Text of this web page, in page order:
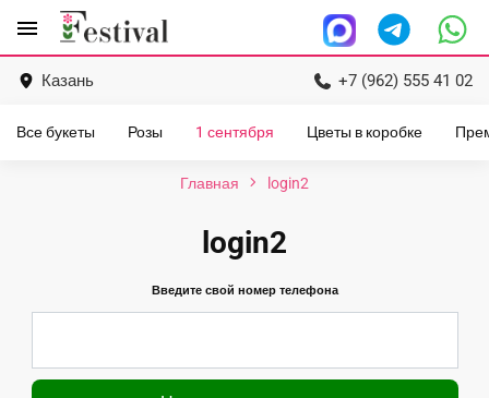
menu
Перейти
содержанию
Казань +7 (962) 555 41 02
Все букеты Розы 1 сентября Цветы в коробке
Главная login2
login2
Введите свой номер телефона